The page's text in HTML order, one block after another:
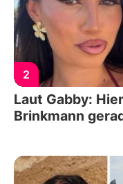
2
Laut Gabby:
Brinkmann